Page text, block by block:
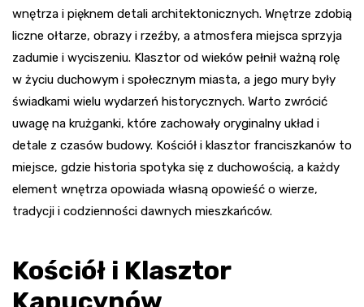
wnętrza i pięknem detali architektonicznych. Wnętrze zdobią
liczne ołtarze, obrazy i rzeźby, a atmosfera miejsca sprzyja
zadumie i wyciszeniu. Klasztor od wieków pełnił ważną rolę
w życiu duchowym i społecznym miasta, a jego mury były
świadkami wielu wydarzeń historycznych. Warto zwrócić
uwagę na krużganki, które zachowały oryginalny układ i
detale z czasów budowy. Kościół i klasztor franciszkanów to
miejsce, gdzie historia spotyka się z duchowością, a każdy
element wnętrza opowiada własną opowieść o wierze,
tradycji i codzienności dawnych mieszkańców.
Kościół i Klasztor